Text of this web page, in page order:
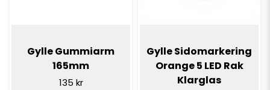
Gylle Gummiarm
165mm
135 kr
Gylle Sidomarkering
Orange 5 LED Rak
Klarglas